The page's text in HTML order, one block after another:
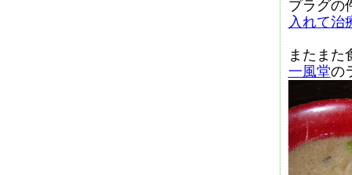
プラグの
入れて治
またまた
一風堂の